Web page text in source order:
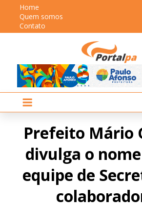
Home
Quem somos
Contato
Prefeito Mário
divulga o
equipe de